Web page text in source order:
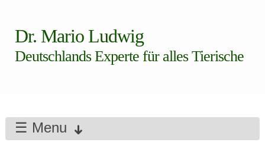
Dr. Mario Ludwig
Deutschlands Experte für alles Tierische
☰ Menu